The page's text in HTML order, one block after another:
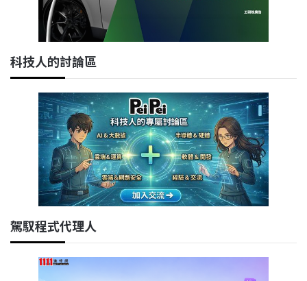
科技人的討論區
駕馭程式代理人